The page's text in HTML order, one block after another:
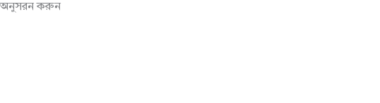
অনুসরন করুন